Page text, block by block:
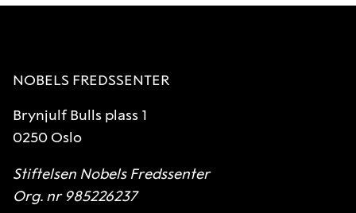
NOBELS FREDSSENTER
Brynjulf Bulls plass 1
0250 Oslo
Stiftelsen Nobels Fredssenter
Org. nr 985226237